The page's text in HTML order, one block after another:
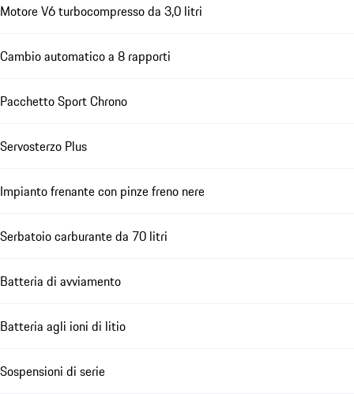
Motore V6 turbocompresso da 3,0 litri
Cambio automatico a 8 rapporti
Pacchetto Sport Chrono
Servosterzo Plus
Impianto frenante con pinze freno nere
Serbatoio carburante da 70 litri
Batteria di avviamento
Batteria agli ioni di litio
Sospensioni di serie